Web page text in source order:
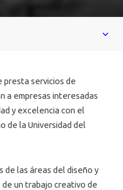
presta servicios de
a empresas interesadas
y excelencia con el
de la Universidad del
de las áreas del diseño y
de un trabajo creativo de